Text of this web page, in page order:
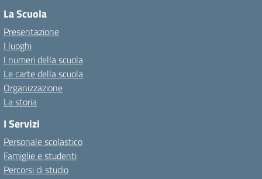
La Scuola
Presentazione
I luoghi
I numeri della scuola
Le carte della scuola
Organizzazione
La storia
I Servizi
Personale scolastico
Famiglie e studenti
Percorsi di studio